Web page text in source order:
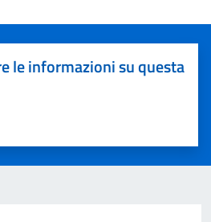
le informazioni su questa
stelle su 5
su 5
5